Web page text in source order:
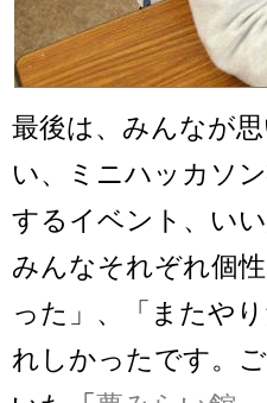
最後は、みんなが
い、ミニハッカソ
するイベント、い
みんなそれぞれ個
った」、「またや
れしかったです。